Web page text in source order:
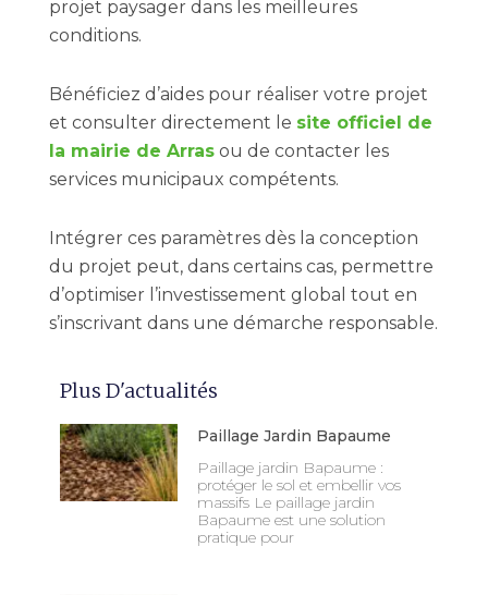
projet paysager dans les meilleures
conditions.
Bénéficiez d’aides pour réaliser votre projet
et consulter directement le site officiel de
la mairie de Arras ou de contacter les
services municipaux compétents.
Intégrer ces paramètres dès la conception
du projet peut, dans certains cas, permettre
d’optimiser l’investissement global tout en
s’inscrivant dans une démarche responsable.
Plus D'actualités
Paillage Jardin Bapaume
Paillage jardin Bapaume :
protéger le sol et embellir vos
massifs Le paillage jardin
Bapaume est une solution
pratique pour